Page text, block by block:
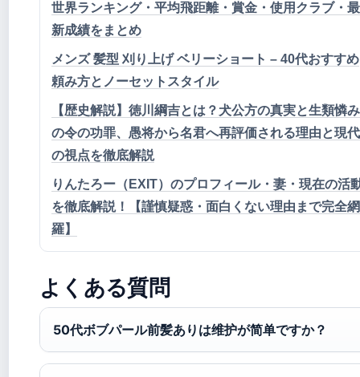
世界ランキング・平均飛距離・賞金・使用クラブ・最
新成績をまとめ
メンズ 髪型 刈り上げ ベリーショート – 40代おすすめ
頼み方とノーセットスタイル
【歴史解説】徳川綱吉とは？犬公方の真実と生類憐み
の令の功罪、愚将から名君へ再評価される理由と現代
の視点を徹底解説
りんたろー（EXIT）のプロフィール・妻・現在の活
を徹底解説！【謹慎疑惑・面白くない理由まで完全網
羅】
よくある質問
50代ボブパール前髪ありは维护が简单ですか？